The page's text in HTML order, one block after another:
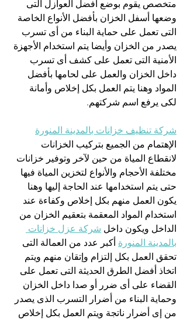
متخصص يقوم بوضع افضل العوازل التى
وضعها أسفل الخزان بأفضل الأنواع الخاصة
التى تعمل على حماية البناء من أى تسرب
يصدر من الخزان وأيضا يتم استخدام الأجهزة
الأمنية التى تعمل على كشف أى تسرب
داخل الخزان والعمل على لحامها بأفضل
المواد وهنا يتم العمل بكل إخلاص وأمانة
لكى يرفع اسم شركتهم.
شركة تنظيف خزانات بالمدينة المنورة
الإهتمام من الجميع بتركيب الخزانات
لانقطاع المياة من حين لآخر وتوفير خزانات
مختلفة الأحجام والأنواع لتخزين المياة فيها
حتى يتم استخدامها عند الحاجة إليها وهنا
يكون العمل منهم بكل إخلاص وكفاءة عند
استخدام المواد المعقمة بتعقيم الخزان من
الداخل ويكون داخل شركة عزل خزانات
بالمدينة المنورة أكبر عدد من العمالة التى
تحقق العمل بكل إلتزام وإتقان منهم ويتم
اتخاذ أفضل الطرق الحديثة التى تعمل على
القضاء على أى ضرر أو صدا داخل الخزان
وحماية البناء من أضرار التسرب الذى يصدر
من إى أضرار ناتجة ويتم العمل بكل إخلاص